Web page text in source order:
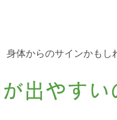
身体からのサインかもし
出やすい